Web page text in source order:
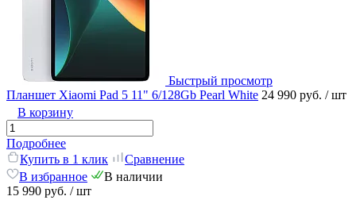
Быстрый просмотр
Планшет Xiaomi Pad 5 11" 6/128Gb Pearl White 24 990 руб. / шт
В корзину
Подробнее
Купить в 1 клик
Сравнение
В избранное
В наличии
15 990 руб. / шт